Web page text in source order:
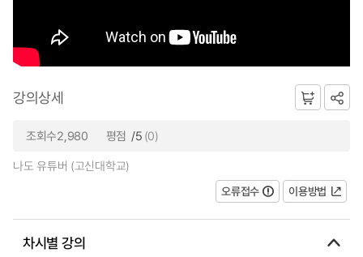
강의상세
조회수2,980 평점 /5 (0)
나도 유튜버 (고신대학교)
오류접수
이용방법
차시별 강의